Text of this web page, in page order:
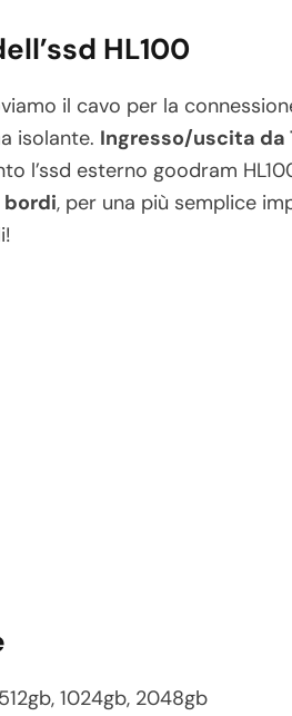
HL100
il cavo per la
isolante. Ingresso/uscita da
l’ssd esterno goodram
bordi, per una più semplice
1024gb, 2048gb